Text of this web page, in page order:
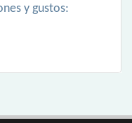
y gustos: